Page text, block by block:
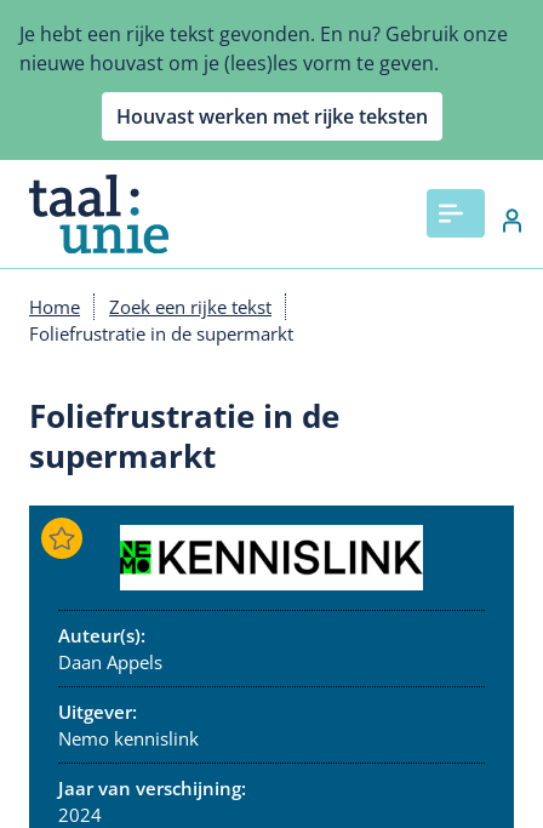
en
naar
gaan
Je hebt een rijke tekst gevonden. En nu? Gebruik onze
nieuwe houvast om je (lees)les vorm te geven.
Houvast werken met rijke teksten
Kruimelpad
Home
Zoek een rijke tekst
Foliefrustratie in de supermarkt
Foliefrustratie in de
supermarkt
Auteur(s):
Daan Appels
Uitgever:
Nemo kennislink
Jaar van verschijning:
2024